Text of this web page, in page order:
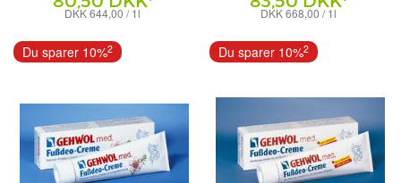
DKK 644,00 / 1l
Eduard Gerlach GmbH
DKK 668,00 / 1l
Eduard Gerlach GmbH
Du sparer 10%2 Du sparer 10%2